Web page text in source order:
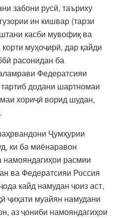
забони русӣ, таъриху
ин кишвар (тарзи
касби мувофиқ ва
муҳоҷирӣ, дар қайди
расонидан ба
Федератсияи
додани шартномаи
хориҷӣ ворид шудан,
Ҷумҳурии
ки ба миёнаравон
намояндагиҳои расмии
ва Федератсияи Россия
кайд намудан ҷоиз аст,
ҷиҳати муайян намудани
аз ҷониби намояндагиҳои